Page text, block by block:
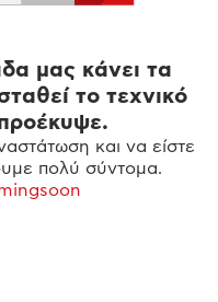
μας κάνει τα
το τεχνικό
και να είστε
πολύ σύντομα.